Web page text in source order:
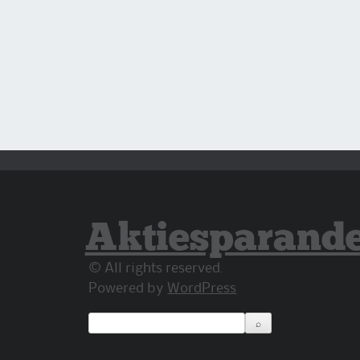
© All rights reserved.
Powered by WordPress